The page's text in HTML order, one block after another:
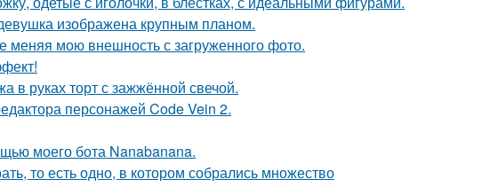
изображена крупным планом.
меняя мою внешность с загруженного фото.
в руках торт с зажжённой свечой.
персонажей Code Vein 2.
моего бота Nanabanana.
то есть одно, в котором собрались множество